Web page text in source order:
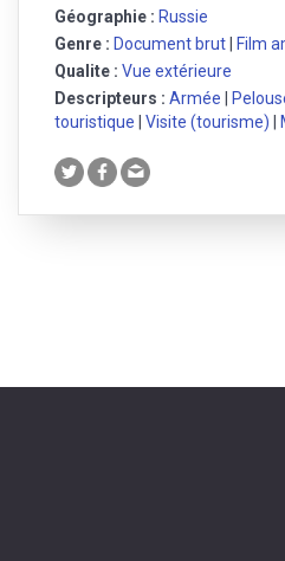
Géographie : Russie
Genre : Document brut
Film
Qualite : Vue extérieure
Descripteurs : Armée
touristique
Visite (tourisme)